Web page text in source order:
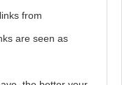
from
are seen as